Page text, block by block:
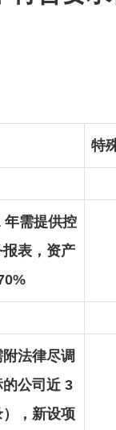
特
年需提供控
表，资产
法律尽调
公司近 3
，新设项